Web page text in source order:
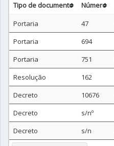
Tipo de documento Número
Portaria
47
Portaria
694
Portaria
751
Resolução
162
Decreto
10676
Decreto
s/nº
Decreto
s/n